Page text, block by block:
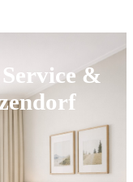
&